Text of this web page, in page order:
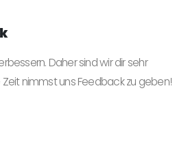
Daher sind wir dir sehr
nimmst uns Feedback zu geben!